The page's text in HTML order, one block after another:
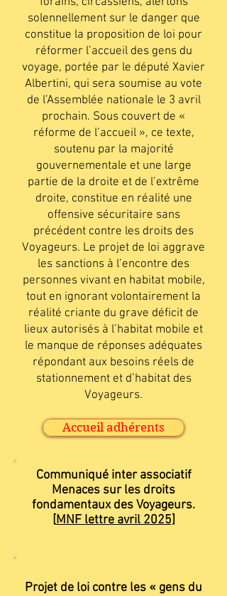
solennellement sur le danger que
constitue la proposition de loi pour
réformer l’accueil des gens du
voyage, portée par le député Xavier
Albertini, qui sera soumise au vote
de l’Assemblée nationale le 3 avril
prochain. Sous couvert de «
réforme de l’accueil », ce texte,
soutenu par la majorité
gouvernementale et une large
partie de la droite et de l’extrême
droite, constitue en réalité une
offensive sécuritaire sans
précédent contre les droits des
Voyageurs. Le projet de loi aggrave
les sanctions à l’encontre des
personnes vivant en habitat mobile,
tout en ignorant volontairement la
réalité criante du grave déficit de
lieux autorisés à l’habitat mobile et
le manque de réponses adéquates
répondant aux besoins réels de
stationnement et d’habitat des
Voyageurs.
Accueil adhérents
Communiqué inter associatif
Menaces sur les droits
fondamentaux des Voyageurs.
[MNF lettre avril 2025]
Projet de loi contre les « gens du